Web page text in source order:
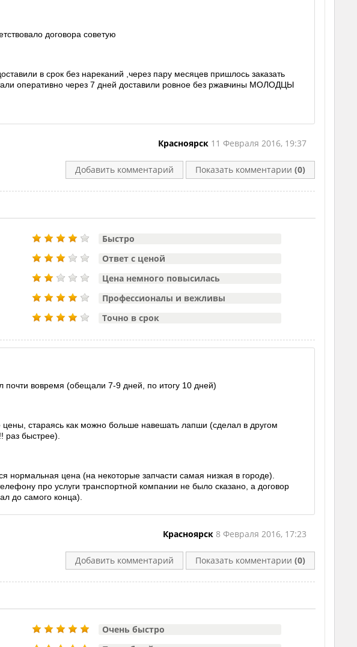
договора советую
в срок без нареканий ,через пару месяцев пришлось заказать
оперативно через 7 дней доставили ровное без ржавчины МОЛОДЦЫ
Красноярск11 Февраля 2016, 19:37
Добавить комментарий Показать комментарии (0)
Быстро
Ответ с ценой
Цена немного повысилась
Профессионалы и вежливы
Точно в срок
вовремя (обещали 7-9 дней, по итогу 10 дней)
цены, стараясь как можно больше навешать лапши (сделал в другом
быстрее).
нормальная цена (на некоторые запчасти самая низкая в городе).
про услуги транспортной компании не было сказано, а договор
до самого конца).
Красноярск8 Февраля 2016, 17:23
Добавить комментарий Показать комментарии (0)
Очень быстро